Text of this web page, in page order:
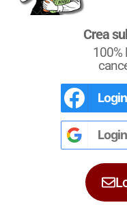
Il Libro di
italiani
450
Crea
100%